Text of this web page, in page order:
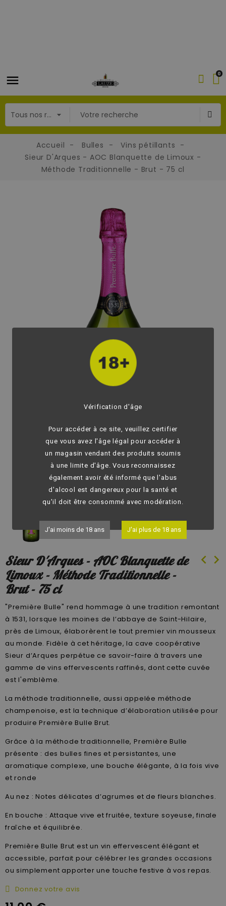
Vérification d'âge
Pour accéder à ce site, veuillez certifier
que vous avez l'âge légal pour accéder à
un magasin vendant des produits soumis
à une limite d'âge. Vous reconnaissez
également avoir été informé que l'abus
d'alcool est dangereux pour la santé et
qu'il doit être consommé avec modération.
J'ai moins de 18 ans J'ai plus de 18 ans
0
Accueil Bulles
Vins pétillants
Sieur D'Arques - AOC Blanquette de Limoux -
Méthode Traditionnelle - Brut - 75 cl
Sieur D'Arques - AOC Blanquette de
Limoux - Méthode Traditionnelle -
Brut - 75 cl
chevron_left chevron_right
"Première Bulle" rend hommage à une tradition remontant
à 1531, lorsque les moines de l’abbaye de Saint-Hilaire,
près de Limoux, élaborèrent le tout premier vin mousseux
au monde. Fidèle à cet héritage, la cave coopérative
Sieur d’Arques perpétue ce savoir-faire à travers une
gamme de vins effervescents raffinés, dont cette cuvée
est l'emblème.
La méthode traditionnelle, aussi appelée méthode
champenoise, est la technique d’élaboration utilisée pour
produire Première Bulle Brut.
Grâce à la méthode traditionnelle, Première Bulle
présente : des bulles fines et persistantes, une
aromatique complexe, une bouche élégante, à la fois vive
et ronde
Au nez : Notes délicates d’agrumes et de fleurs blanches.
En bouche : Attaque vive et fruitée, texture soyeuse, finale
fraîche et équilibrée.
Première Bulle Brut est un vin effervescent élégant et
accessible, parfait pour célébrer les grandes occasions
ou simplement apporter une touche festive à vos repas.
Donnez votre avis